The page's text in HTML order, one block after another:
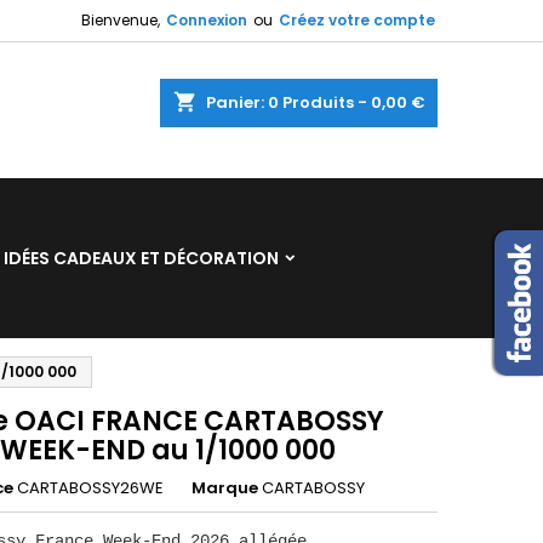
Bienvenue, Connexion ou Créez votre compte
shopping_cart Panier: 0 Produits - 0,00 €
IDÉES CADEAUX ET DÉCORATION
1000 000
FRANCE CARTABOSSY
END au 1/1000 000
CARTABOSSY26WE MarqueCARTABOSSY